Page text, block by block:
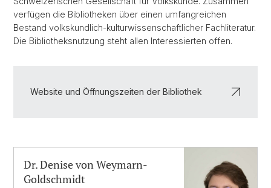
verfügen die Bibliotheken über einen umfangreichen
Bestand volkskundlich-kulturwissenschaftlicher Fachliteratur.
Die Bibliotheksnutzung steht allen Interessierten offen.
Website und Öffnungszeiten der Bibliothek
Dr. Denise von Weymarn-
Goldschmidt